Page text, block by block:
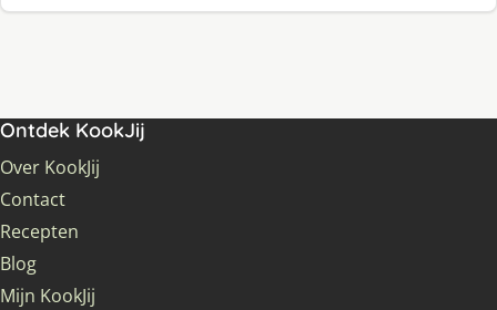
Ontdek KookJij
Over KookJij
Contact
Recepten
Blog
Mijn KookJij